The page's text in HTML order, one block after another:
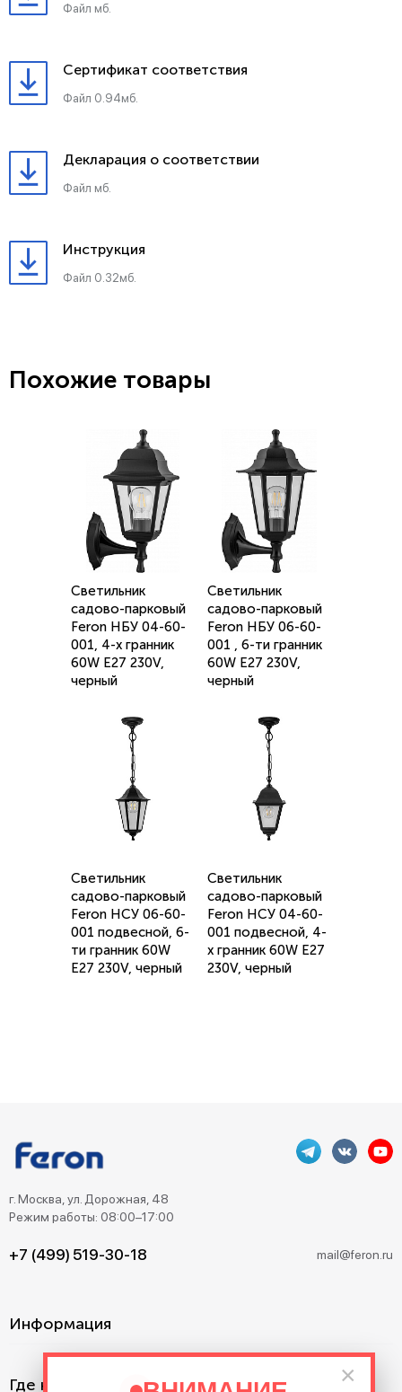
×
Файл мб.
Сертификат соответствия
Файл 0.94мб.
Декларация о соответствии
Файл мб.
Инструкция
Файл 0.32мб.
Похожие товары
Светильник
садово-парковый
Feron НБУ 04-60-
001, 4-х гранник
60W E27 230V,
черный
Светильник
садово-парковый
Feron НБУ 06-60-
001 , 6-ти гранник
60W E27 230V,
черный
Светильник
садово-парковый
Feron НСУ 06-60-
001 подвесной, 6-
ти гранник 60W
E27 230V, черный
Светильник
садово-парковый
Feron НСУ 04-60-
001 подвесной, 4-
х гранник 60W E27
230V, черный
г. Москва, ул. Дорожная, 48
Режим работы: 08:00–17:00
+7 (499) 519-30-18 mail@feron.ru
Информация
Где купить?